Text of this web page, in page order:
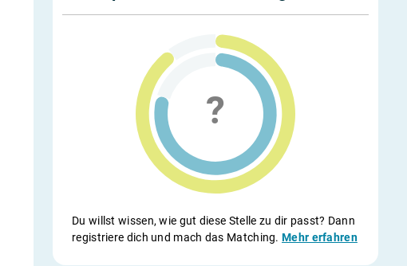
Du willst wissen, wie gut diese Stelle zu dir passt? Dann
registriere dich und mach das Matching.Mehr erfahren